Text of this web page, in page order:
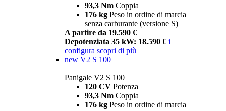
93,3 Nm Coppia
176 kg Peso in ordine di marcia
senza carburante (versione S)
A partire da 19.590 €
Depotenziata 35 kW: 18.590 € i
configura scopri di più
new V2 S 100
Panigale V2 S 100
120 CV Potenza
93,3 Nm Coppia
176 kg Peso in ordine di marcia